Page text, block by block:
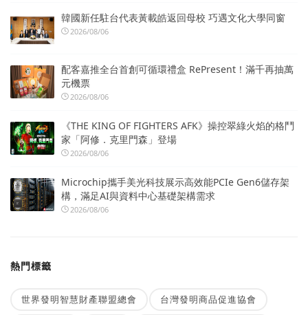
韓國新任駐台代表黃載皓返回母校 巧遇文化大學同窗
2026/08/06
配客嘉推全台首創可循環禮盒 RePresent！滿千再抽萬
元機票
2026/08/06
《THE KING OF FIGHTERS AFK》操控翠綠火焰的格鬥
家「阿修．克里門森」登場
2026/08/06
Microchip攜手美光科技展示高效能PCIe Gen6儲存架
構，滿足AI與資料中心基礎架構需求
2026/08/06
熱門標籤
世界發明智慧財產聯盟總會 台灣發明商品促進協會